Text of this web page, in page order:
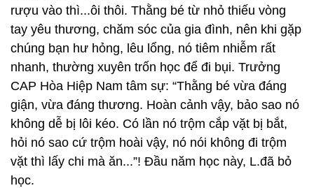
rượu vào thì...ôi thôi. Thằng bé từ nhỏ thiếu vòng
tay yêu thương, chăm sóc của gia đình, nên khi gặp
chúng bạn hư hỏng, lêu lổng, nó tiêm nhiễm rất
nhanh, thường xuyên trốn học để đi bụi. Trưởng
CAP Hòa Hiệp Nam tâm sự: “Thằng bé vừa đáng
giận, vừa đáng thương. Hoàn cảnh vậy, bảo sao nó
không dễ bị lôi kéo. Có lần nó trộm cắp vặt bị bắt,
hỏi nó sao cứ trộm hoài vậy, nó nói không đi trộm
vặt thì lấy chi mà ăn...”! Đầu năm học này, L.đã bỏ
học.